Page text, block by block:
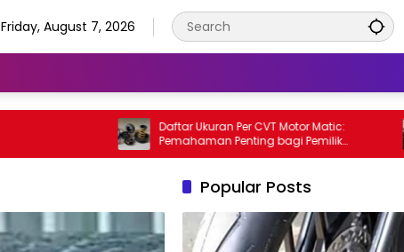
Friday, August 7, 2026
Daftar Ukuran Per CVT Motor Matic:
Pemahaman Penting bagi Pemilik
Kendaraan
Popular Posts